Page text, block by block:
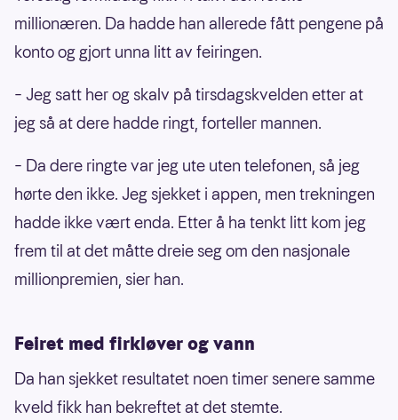
millionæren. Da hadde han allerede fått pengene på
konto og gjort unna litt av feiringen.
– Jeg satt her og skalv på tirsdagskvelden etter at
jeg så at dere hadde ringt, forteller mannen.
– Da dere ringte var jeg ute uten telefonen, så jeg
hørte den ikke. Jeg sjekket i appen, men trekningen
hadde ikke vært enda. Etter å ha tenkt litt kom jeg
frem til at det måtte dreie seg om den nasjonale
millionpremien, sier han.
Feiret med firkløver og vann
Da han sjekket resultatet noen timer senere samme
kveld fikk han bekreftet at det stemte.